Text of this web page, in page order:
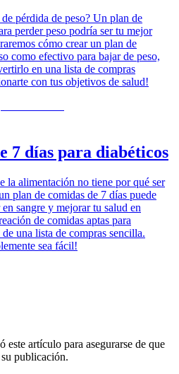
pérdida de peso? Un plan de
perder peso podría ser tu mejor
cómo crear un plan de
como efectivo para bajar de peso,
en una lista de compras
con tus objetivos de salud!
7 días para diabéticos
la alimentación no tiene por qué ser
plan de comidas de 7 días puede
sangre y mejorar tu salud en
de comidas aptas para
una lista de compras sencilla.
sea fácil!
artículo para asegurarse de que
publicación.